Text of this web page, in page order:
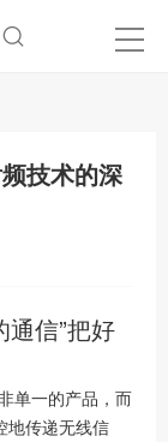
技术的深
信”把好
单一的产品，而
地传递无线信